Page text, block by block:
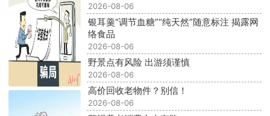
2026-08-06
银耳羹“调节血糖”“纯天然”随意标注 揭露网
络食品
2026-08-06
野景点有风险 出游须谨慎
2026-08-06
高价回收老物件？别信！
2026-08-06